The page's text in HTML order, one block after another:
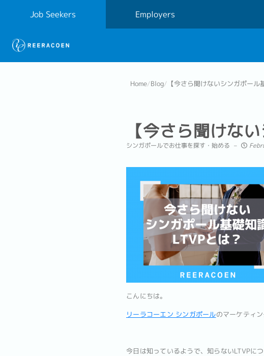
Job Seekers Employers
Home/Blog/ 【今さら聞けないシンガポール
【今さら聞けな
シンガポールでお仕事を探す・始める
こんにちは。
リーラコーエン シンガポールのマーケティ
今日は知っているようで、知らないLTVPに